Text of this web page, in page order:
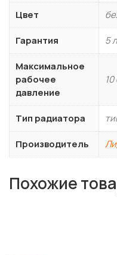
Цвет
Гарантия 5
Максимальное
рабочее
давление
Тип радиатора
Производитель
Похожие